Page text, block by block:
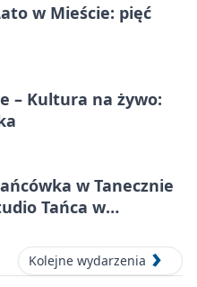
w Mieście: pięć
– Kultura na żywo:
w Tanecznie
Tańca w
Kolejne wydarzenia